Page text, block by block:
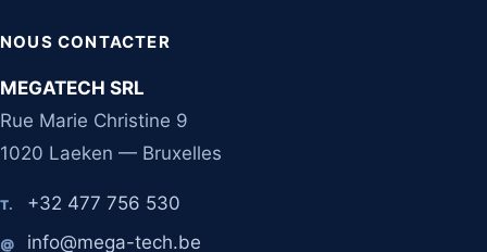
NOUS CONTACTER
MEGATECH SRL
Rue Marie Christine 9
1020 Laeken — Bruxelles
T. +32 477 756 530
@ info@mega-tech.be